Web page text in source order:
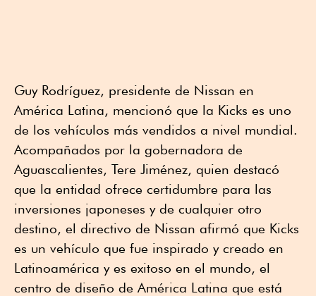
Guy Rodríguez, presidente de Nissan en
América Latina, mencionó que la Kicks es uno
de los vehículos más vendidos a nivel mundial.
Acompañados por la gobernadora de
Aguascalientes, Tere Jiménez, quien destacó
que la entidad ofrece certidumbre para las
inversiones japoneses y de cualquier otro
destino, el directivo de Nissan afirmó que Kicks
es un vehículo que fue inspirado y creado en
Latinoamérica y es exitoso en el mundo, el
centro de diseño de América Latina que está